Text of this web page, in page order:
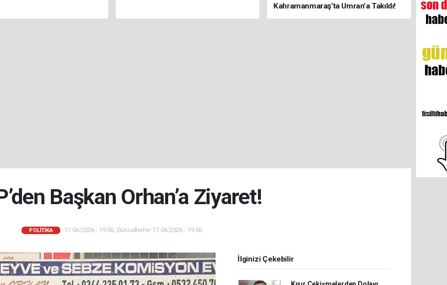
Kahramanmaraş’ta Umran’a Takıldı!
Başkan Orhan’a Ziyaret!
POLİTİKA 17.06.2026 - 19:56, Güncelleme: 17.06.2026 - 19:56
İlginizi Çekebilir